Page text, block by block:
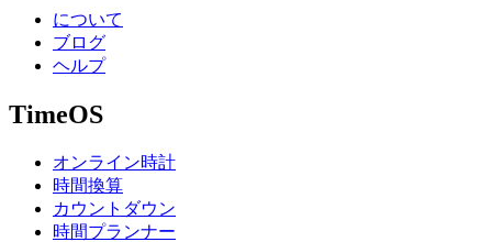
について
ブログ
ヘルプ
TimeOS
オンライン時計
時間換算
カウントダウン
時間プランナー